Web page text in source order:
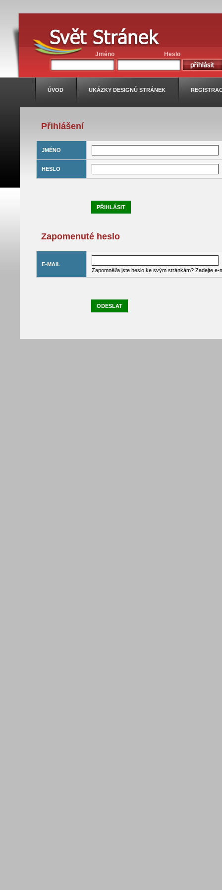
Jméno Heslo
ÚVOD UKÁZKY DESIGNŮ STRÁNEK
Přihlášení
JMÉNO
HESLO
Zapomenuté heslo
E-MAIL
Zapomněl/a jste heslo ke svým stránkám? Zadejte